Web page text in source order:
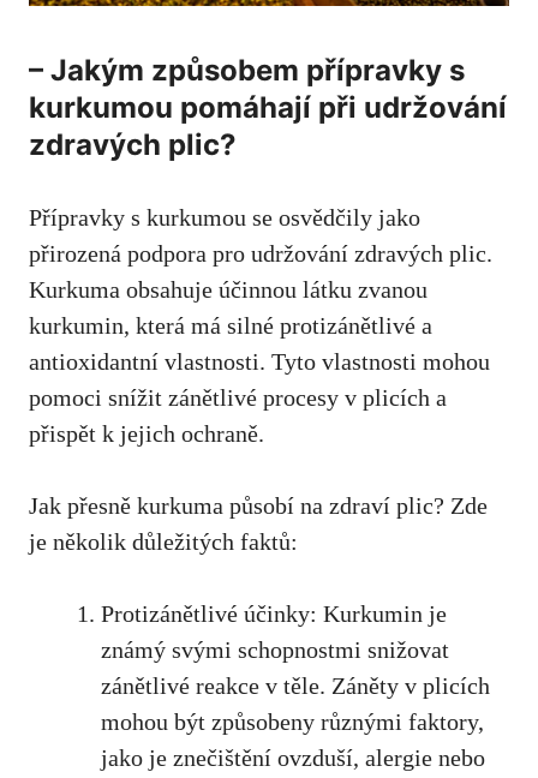
– Jakým způsobem přípravky s
kurkumou pomáhají při udržování
zdravých plic?
Přípravky s kurkumou se osvědčily jako
přirozená podpora pro udržování zdravých plic.
⁤Kurkuma obsahuje účinnou látku zvanou
kurkumin, která má silné protizánětlivé a
antioxidantní vlastnosti. Tyto vlastnosti ‌mohou
⁤pomoci snížit zánětlivé procesy v plicích a
přispět k‌ jejich ochraně.
Jak přesně kurkuma působí na zdraví plic? Zde
je několik důležitých faktů:
Protizánětlivé účinky: Kurkumin je
známý svými schopnostmi⁣ snižovat
zánětlivé reakce v těle. Záněty v plicích
mohou být způsobeny různými faktory,
jako je znečištění ovzduší, alergie nebo